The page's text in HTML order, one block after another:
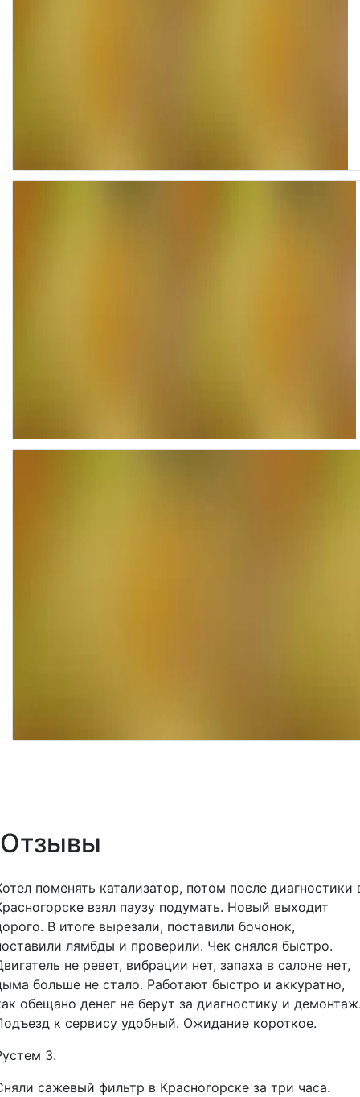
Отзывы
поменять катализатор, потом после диагностики
взял паузу подумать. Новый выходит
В итоге вырезали, поставили бочонок,
лямбды и проверили. Чек снялся быстро.
не ревет, вибрации нет, запаха в салоне нет,
больше не стало. Работают быстро и аккуратно,
обещано денег не берут за диагностику и
к сервису удобный. Ожидание короткое.
З.
сажевый фильтр в Красногорске за три часа.